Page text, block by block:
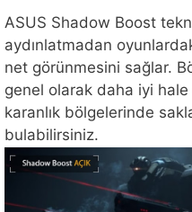
ASUS Shadow Boost
aydınlatmadan
net görünmesini sağlar.
genel olarak daha iyi
karanlık bölgelerinde
bulabilirsiniz.